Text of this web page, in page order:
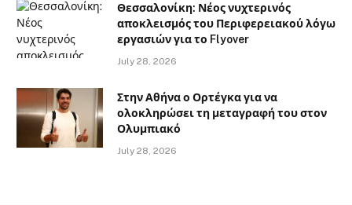
Θεσσαλονίκη: Νέος νυχτερινός
αποκλεισμός του Περιφερειακού λόγω
εργασιών για το Flyover
July 28, 2026
Στην Αθήνα ο Ορτέγκα για να
ολοκληρώσει τη μεταγραφή του στον
Ολυμπιακό
July 28, 2026